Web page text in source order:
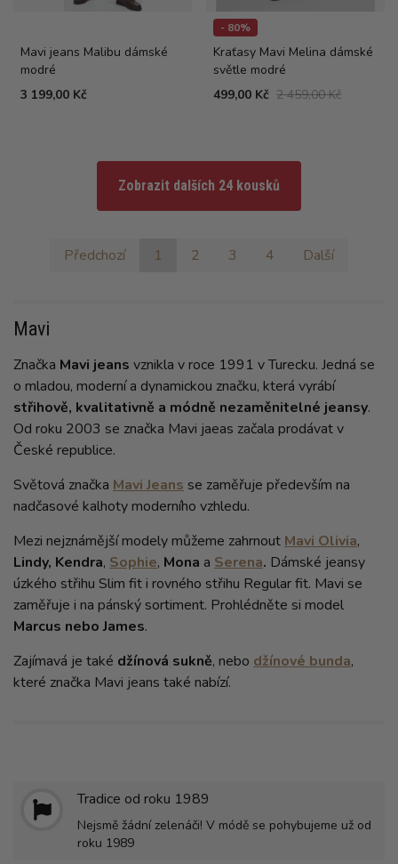
Mavi jeans Malibu dámské
modré
3 199,00 Kč
- 80%
Kraťasy Mavi Melina dámské
světle modré
499,00 Kč 2 459,00 Kč
Zobrazit dalších 24 kousků
Předchozí 1 2 3 4 Další
Mavi
Značka Mavi jeans vznikla v roce 1991 v Turecku. Jedná se
o mladou, moderní a dynamickou značku, která vyrábí
střihově, kvalitativně a módně nezaměnitelné jeansy.
Od roku 2003 se značka Mavi jaeas začala prodávat v
České republice.
Světová značka Mavi Jeans se zaměřuje především na
nadčasové kalhoty moderního vzhledu.
Mezi nejznámější modely můžeme zahrnout Mavi Olivia,
Lindy, Kendra, Sophie, Mona a Serena. Dámské jeansy
úzkého střihu Slim fit i rovného střihu Regular fit. Mavi se
zaměřuje i na pánský sortiment. Prohlédněte si model
Marcus nebo James.
Zajímavá je také džínová sukně, nebo džínové bunda,
které značka Mavi jeans také nabízí.
Tradice od roku 1989
Nejsmě žádní zelenáči! V módě se pohybujeme už od
roku 1989